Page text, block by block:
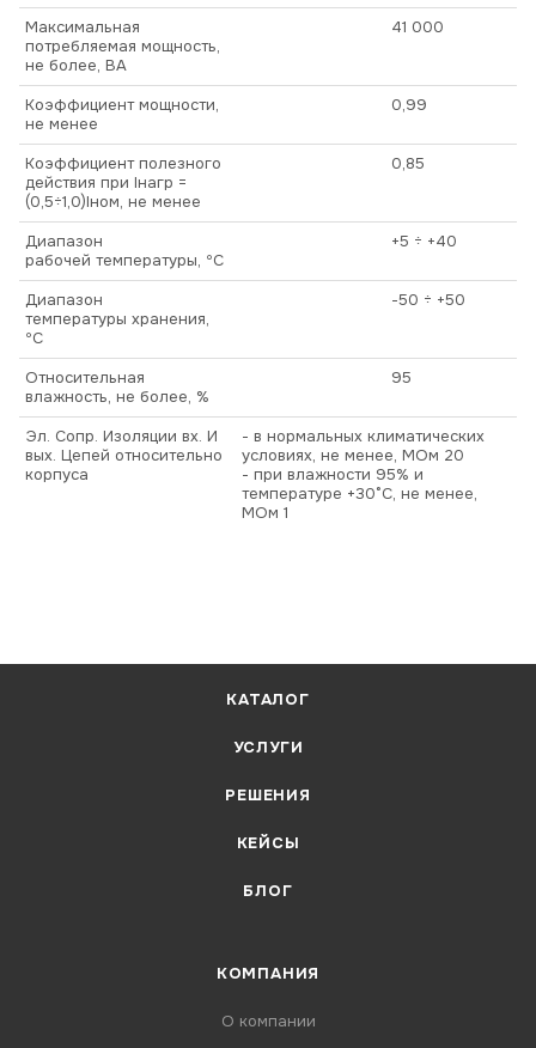
Максимальная
потребляемая мощность,
не более, ВА
41 000
Коэффициент мощности,
не менее
0,99
Коэффициент полезного
действия при Iнагр =
(0,5÷1,0)Iном, не менее
0,85
Диапазон
рабочей температуры, ºС
+5 ÷ +40
Диапазон
температуры хранения,
ºС
-50 ÷ +50
Относительная
влажность, не более, %
95
Эл. Сопр. Изоляции вх. И
вых. Цепей относительно
корпуса
- в нормальных климатических
условиях, не менее, МОм 20
- при влажности 95% и
температуре +30°С, не менее,
МОм 1
КАТАЛОГ
УСЛУГИ
РЕШЕНИЯ
КЕЙСЫ
БЛОГ
КОМПАНИЯ
О компании